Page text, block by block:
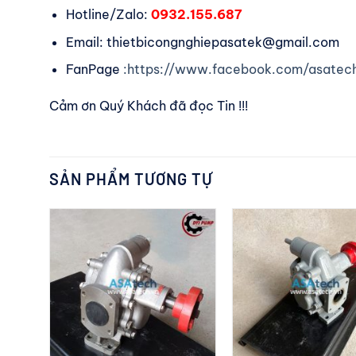
Hotline/Zalo: 0932.155.687
Email: thietbicongnghiepasatek@gmail.com
FanPage :https://www.facebook.com/
Cảm ơn Quý Khách đã đọc Tin !!!
SẢN PHẨM TƯƠNG TỰ